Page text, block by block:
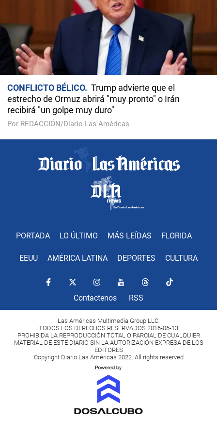
CONFLICTO BÉLICO
Trump advierte que el
estrecho de Ormuz abrirá "muy pronto" o Irán
recibirá "un golpe muy duro"
Por REDACCIÓN/Diario Las Américas
PORTADA LO ÚLTIMO MÁS LEÍDAS FLORIDA
EEUU AMÉRICA LATINA DEPORTES CULTURA
Contactenos RSS
Las Américas Multimedia Group LLC.
TODOS LOS DERECHOS RESERVADOS 2016-06-13
PROHIBIDA LA REPRODUCCIÓN TOTAL O PARCIAL DE CUALQUIER
MATERIAL DE ESTE DIARIO SIN LA AUTORIZACIÓN EXPRESA DE LOS
EDITORES
Copyright Diario Las Américas 2022. All rights reserved